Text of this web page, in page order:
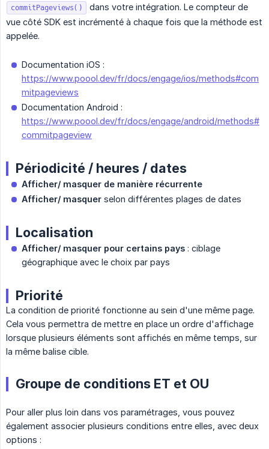
commitPageviews()
dans votre intégration. Le compteur de
vue côté SDK est incrémenté à chaque fois que la méthode est
appelée.
Documentation iOS :
https://www.poool.dev/fr/docs/engage/ios/methods#com
mitpageviews
Documentation Android :
https://www.poool.dev/fr/docs/engage/android/methods#
commitpageview
Périodicité / heures / dates
Afficher/ masquer de manière récurrente
Afficher/ masquer selon différentes plages de dates
Localisation
Afficher/ masquer pour certains pays : ciblage
géographique avec le choix par pays
Priorité
La condition de priorité fonctionne au sein d'une même page.
Cela vous permettra de mettre en place un ordre d'affichage
lorsque plusieurs éléments sont affichés en même temps, sur
la même balise cible.
Groupe de conditions ET et OU
Pour aller plus loin dans vos paramétrages, vous pouvez
également associer plusieurs conditions entre elles, avec deux
options :